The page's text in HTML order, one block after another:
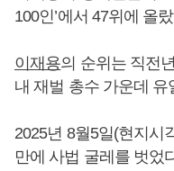
100인’에서 47위에 올
이재용의 순위는 직전
내 재벌 총수 가운데
2025년 8월5일(현지시
만에 사법 굴레를 벗었